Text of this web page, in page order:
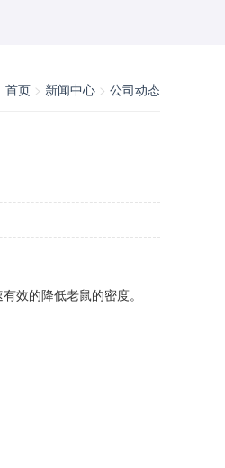
首页 > 新闻中心 > 公司动态
效的降低老鼠的密度。